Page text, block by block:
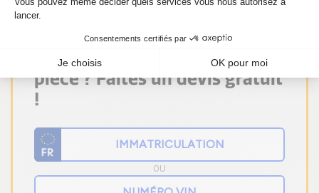
Vous ne trouvez pas votre
pièce ? Faites un devis gratuit
!
OU